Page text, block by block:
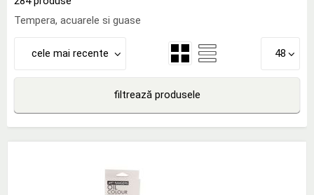
Tempera, acuarele si guase
cele mai recente 48
filtrează produsele